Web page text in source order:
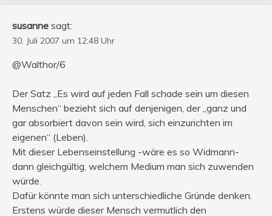
susanne sagt:
30. Juli 2007 um 12:48 Uhr
@Walthor/6
Der Satz „Es wird auf jeden Fall schade sein um diesen
Menschen“ bezieht sich auf denjenigen, der „ganz und
gar absorbiert davon sein wird, sich einzurichten im
eigenen“ (Leben).
Mit dieser Lebenseinstellung -wäre es so Widmann-
dann gleichgültig, welchem Medium man sich zuwenden
würde.
Dafür könnte man sich unterschiedliche Gründe denken.
Erstens würde dieser Mensch vermutlich den